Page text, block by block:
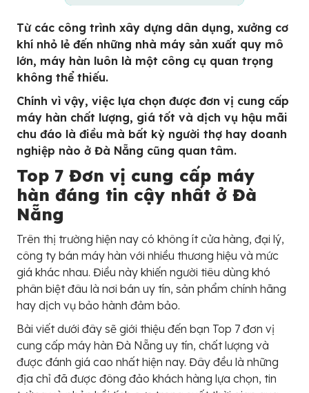
Từ các công trình xây dựng dân dụng, xưởng cơ
khí nhỏ lẻ đến những nhà máy sản xuất quy mô
lớn, máy hàn luôn là một công cụ quan trọng
không thể thiếu.
Chính vì vậy, việc lựa chọn được đơn vị cung cấp
máy hàn chất lượng, giá tốt và dịch vụ hậu mãi
chu đáo là điều mà bất kỳ người thợ hay doanh
nghiệp nào ở Đà Nẵng cũng quan tâm.
Top 7 Đơn vị cung cấp máy
hàn đáng tin cậy nhất ở Đà
Nẵng
Trên thị trường hiện nay có không ít cửa hàng, đại lý,
công ty bán máy hàn với nhiều thương hiệu và mức
giá khác nhau. Điều này khiến người tiêu dùng khó
phân biệt đâu là nơi bán uy tín, sản phẩm chính hãng
hay dịch vụ bảo hành đảm bảo.
Bài viết dưới đây sẽ giới thiệu đến bạn Top 7 đơn vị
cung cấp máy hàn Đà Nẵng uy tín, chất lượng và
được đánh giá cao nhất hiện nay. Đây đều là những
địa chỉ đã được đông đảo khách hàng lựa chọn, tin